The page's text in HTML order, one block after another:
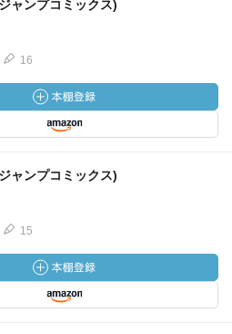
ャンプコミックス)
16
ャンプコミックス)
15